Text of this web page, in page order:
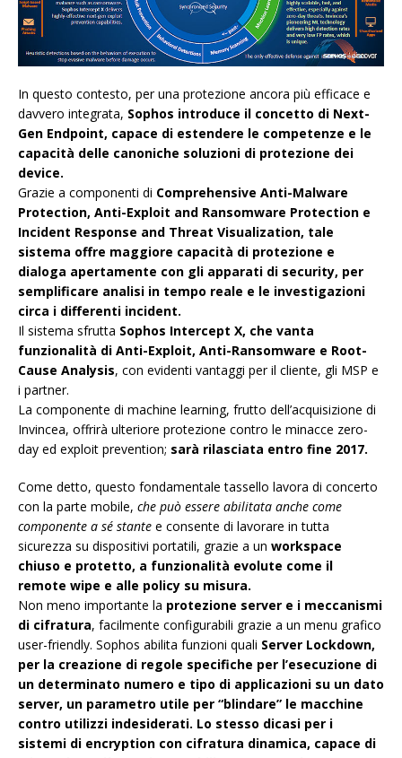
In questo contesto, per una protezione ancora più efficace e
davvero integrata, Sophos introduce il concetto di Next-
Gen Endpoint, capace di estendere le competenze e le
capacità delle canoniche soluzioni di protezione dei
device.
Grazie a componenti di Comprehensive Anti-Malware
Protection, Anti-Exploit and Ransomware Protection e
Incident Response and Threat Visualization, tale
sistema offre maggiore capacità di protezione e
dialoga apertamente con gli apparati di security, per
semplificare analisi in tempo reale e le investigazioni
circa i differenti incident.
Il sistema sfrutta Sophos Intercept X, che vanta
funzionalità di Anti-Exploit, Anti-Ransomware e Root-
Cause Analysis, con evidenti vantaggi per il cliente, gli MSP e
i partner.
La componente di machine learning, frutto dell’acquisizione di
Invincea, offrirà ulteriore protezione contro le minacce zero-
day ed exploit prevention; sarà rilasciata entro fine 2017.
Come detto, questo fondamentale tassello lavora di concerto
con la parte mobile, che può essere abilitata anche come
componente a sé stante e consente di lavorare in tutta
sicurezza su dispositivi portatili, grazie a un workspace
chiuso e protetto, a funzionalità evolute come il
remote wipe e alle policy su misura.
Non meno importante la protezione server e i meccanismi
di cifratura, facilmente configurabili grazie a un menu grafico
user-friendly. Sophos abilita funzioni quali Server Lockdown,
per la creazione di regole specifiche per l’esecuzione di
un determinato numero e tipo di applicazioni su un dato
server, un parametro utile per “blindare” le macchine
contro utilizzi indesiderati. Lo stesso dicasi per i
sistemi di encryption con cifratura dinamica, capace di